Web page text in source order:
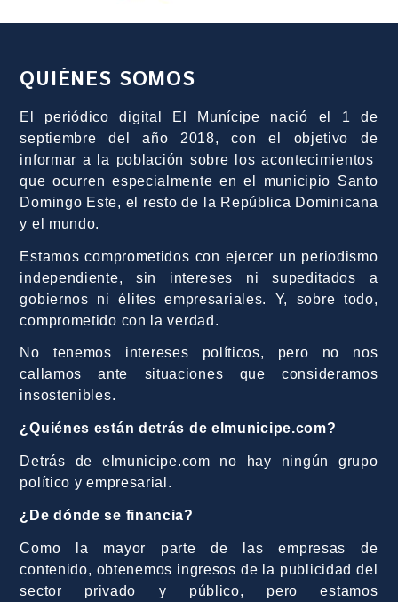
QUIÉNES SOMOS
El periódico digital El Munícipe nació el 1 de
septiembre del año 2018, con el objetivo de
informar a la población sobre los acontecimientos
que ocurren especialmente en el municipio Santo
Domingo Este, el resto de la República Dominicana
y el mundo.
Estamos comprometidos con ejercer un periodismo
independiente, sin intereses ni supeditados a
gobiernos ni élites empresariales. Y, sobre todo,
comprometido con la verdad.
No tenemos intereses políticos, pero no nos
callamos ante situaciones que consideramos
insostenibles.
¿Quiénes están detrás de elmunicipe.com?
Detrás de elmunicipe.com no hay ningún grupo
político y empresarial.
¿De dónde se financia?
Como la mayor parte de las empresas de
contenido, obtenemos ingresos de la publicidad del
sector privado y público, pero estamos